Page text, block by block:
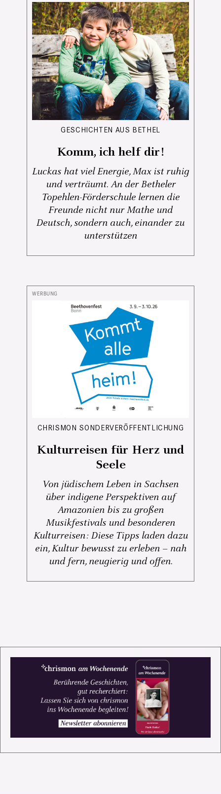
GESCHICHTEN AUS BETHEL
Komm, ich helf dir!
Luckas hat viel Energie, Max ist ruhig
und verträumt. An der Betheler
Topehlen-Förderschule lernen die
Freunde nicht nur Mathe und
Deutsch, sondern auch, einander zu
unterstützen
CHRISMON SONDERVERÖFFENTLICHUNG
Kulturreisen für Herz und
Seele
Von jüdischem Leben in Sachsen
über indigene Perspektiven auf
Amazonien bis zu großen
Musikfestivals und besonderen
Kulturreisen: Diese Tipps laden dazu
ein, Kultur bewusst zu erleben – nah
und fern, neugierig und offen.